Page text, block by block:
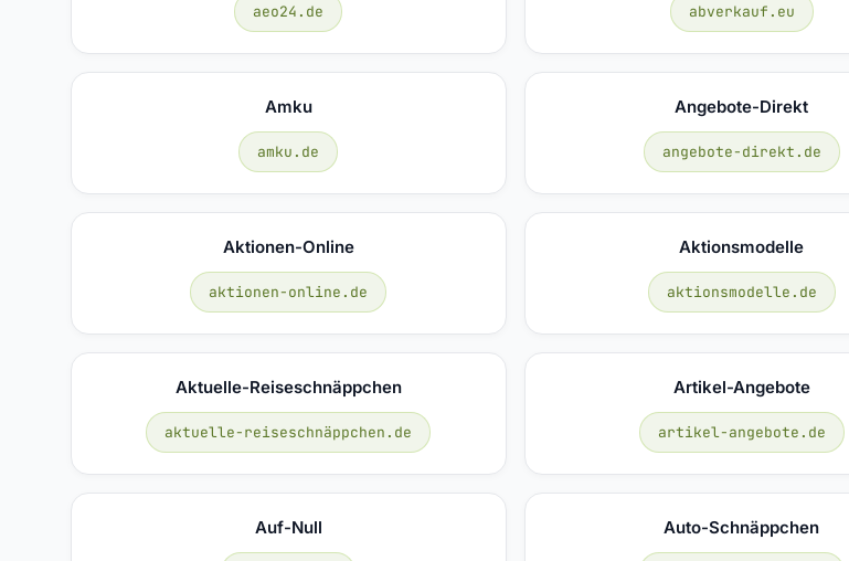
aeo24.de abverkauf.eu
Amku
amku.de
Angebote-Direkt
angebote-direkt.de
Aktionen-Online
aktionen-online.de
Aktionsmodelle
aktionsmodelle.de
Aktuelle-Reiseschnäppchen
aktuelle-reiseschnäppchen.de
Artikel-Angebote
artikel-angebote.de
Auf-Null Auto-Schnäppchen